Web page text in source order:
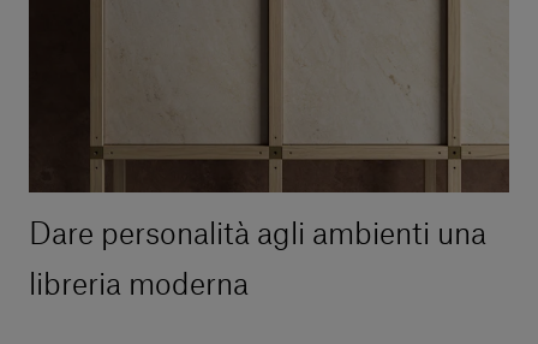
Dare personalità agli ambienti una
libreria moderna